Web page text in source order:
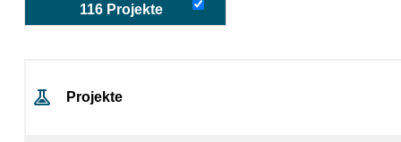
116 Projekte
Projekte